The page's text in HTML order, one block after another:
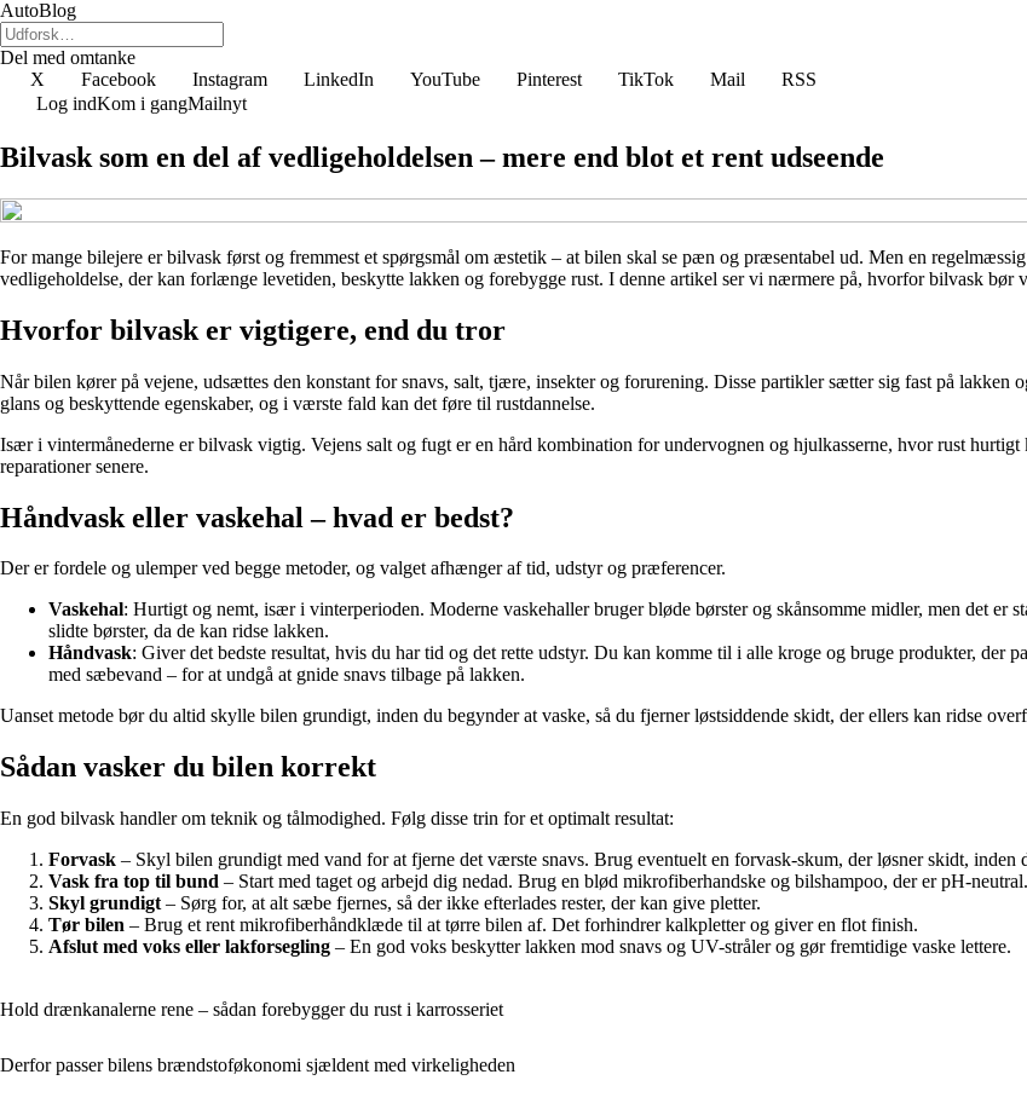
AutoBlog
Del med omtanke
X
Facebook Instagram LinkedIn YouTube Pinterest TikTok Mail
RSS
Log indKom i gangMailnyt
Bilvask som en del af vedligeholdelsen – mere end blot et rent udseende
For mange bilejere er bilvask først og fremmest et spørgsmål om æstetik – at bilen skal se pæn og præsentabel ud. Men en
vedligeholdelse, der kan forlænge levetiden, beskytte lakken og forebygge rust. I denne artikel ser vi nærmere på, hvorfor bilvask
Hvorfor bilvask er vigtigere, end du tror
Når bilen kører på vejene, udsættes den konstant for snavs, salt, tjære, insekter og forurening. Disse partikler sætter sig fast på
glans og beskyttende egenskaber, og i værste fald kan det føre til rustdannelse.
Især i vintermånederne er bilvask vigtig. Vejens salt og fugt er en hård kombination for undervognen og hjulkasserne, hvor rust
reparationer senere.
Håndvask eller vaskehal – hvad er bedst?
Der er fordele og ulemper ved begge metoder, og valget afhænger af tid, udstyr og præferencer.
Vaskehal: Hurtigt og nemt, især i vinterperioden. Moderne vaskehaller bruger bløde børster og skånsomme midler, men det
slidte børster, da de kan ridse lakken.
Håndvask: Giver det bedste resultat, hvis du har tid og det rette udstyr. Du kan komme til i alle kroge og bruge produkter, der
med sæbevand – for at undgå at gnide snavs tilbage på lakken.
Uanset metode bør du altid skylle bilen grundigt, inden du begynder at vaske, så du fjerner løstsiddende skidt, der ellers kan ridse
Sådan vasker du bilen korrekt
En god bilvask handler om teknik og tålmodighed. Følg disse trin for et optimalt resultat:
Forvask – Skyl bilen grundigt med vand for at fjerne det værste snavs. Brug eventuelt en forvask-skum, der løsner skidt, inden
Vask fra top til bund – Start med taget og arbejd dig nedad. Brug en blød mikrofiberhandske og bilshampoo, der er pH-neutral.
Skyl grundigt – Sørg for, at alt sæbe fjernes, så der ikke efterlades rester, der kan give pletter.
Tør bilen – Brug et rent mikrofiberhåndklæde til at tørre bilen af. Det forhindrer kalkpletter og giver en flot finish.
Afslut med voks eller lakforsegling – En god voks beskytter lakken mod snavs og UV-stråler og gør fremtidige vaske lettere.
Hold drænkanalerne rene – sådan forebygger du rust i karrosseriet
Derfor passer bilens brændstoføkonomi sjældent med virkeligheden